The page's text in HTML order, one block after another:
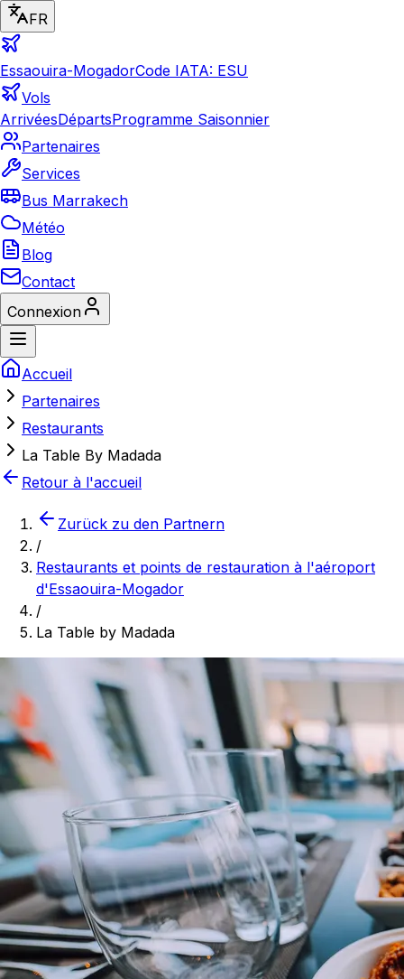
FR
Essaouira-MogadorCode IATA: ESU
Vols
ArrivéesDépartsProgramme Saisonnier
Partenaires
Services
Bus Marrakech
Météo
Blog
Contact
Connexion
Accueil
Partenaires
Restaurants
La Table By Madada
Retour à l'accueil
Zurück zu den Partnern
/
Restaurants et points de restauration à l'aéroport
d'Essaouira-Mogador
/
La Table by Madada